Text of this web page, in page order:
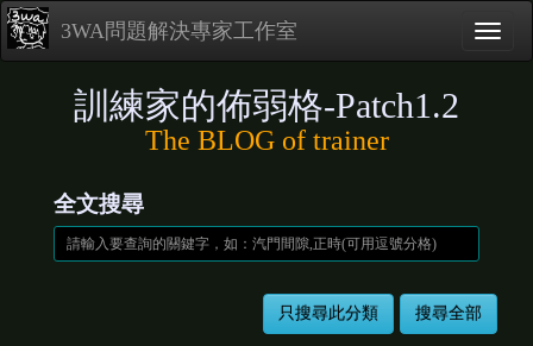
3WA問題解決專家工作室
訓練家的佈弱格-Patch1.2
The BLOG of trainer
全文搜尋